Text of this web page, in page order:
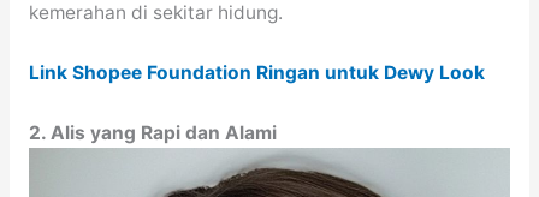
kemerahan di sekitar hidung.
Link Shopee Foundation Ringan untuk Dewy Look
2. Alis yang Rapi dan Alami